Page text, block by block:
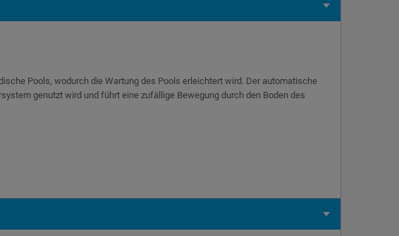
Pools, wodurch die Wartung des Pools erleichtert wird. Der automatische
genutzt wird und führt eine zufällige Bewegung durch den Boden des